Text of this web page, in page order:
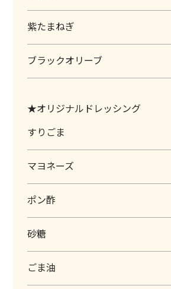
紫たまねぎ
ブラックオリーブ
★オリジナルドレッシング
すりごま
マヨネーズ
ポン酢
砂糖
ごま油